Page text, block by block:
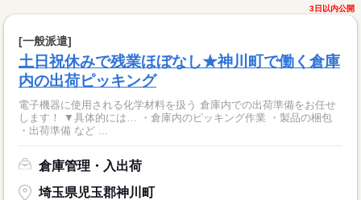
3日以内公開
[一般派遣]
土日祝休みで残業ほぼなし★神川町で働く倉庫
内の出荷ピッキング
電子機器に使用される化学材料を扱う 倉庫内での出荷準備をお任せ
します！ ▼具体的には… ・倉庫内のピッキング作業 ・製品の梱包
・出荷準備 など ...
倉庫管理・入出荷
埼玉県児玉郡神川町